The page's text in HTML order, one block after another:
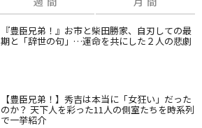
『豊臣兄弟！』お市と柴田勝家、自刃しての最
期と「辞世の句」…運命を共にした２人の悲劇
【豊臣兄弟！】秀吉は本当に「女狂い」だった
のか？ 天下人を彩った11人の側室たちを時系列
で一挙紹介